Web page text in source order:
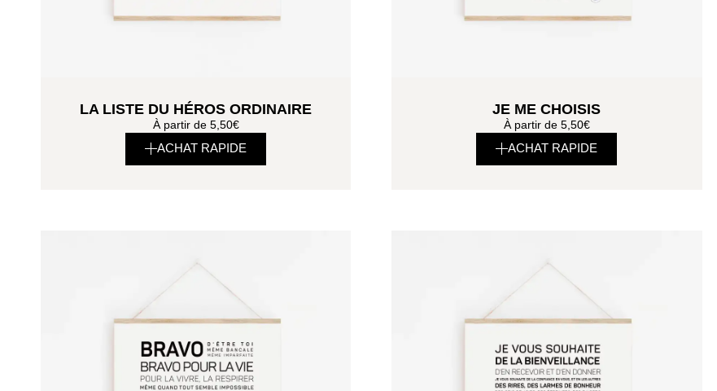
LA LISTE DU HÉROS ORDINAIRE
À partir de 5,50€
ACHAT RAPIDE
JE ME CHOISIS
À partir de 5,50€
ACHAT RAPIDE